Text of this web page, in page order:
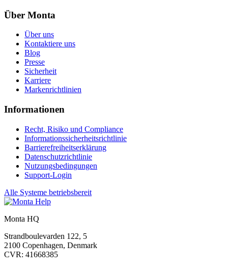
Über Monta
Über uns
Kontaktiere uns
Blog
Presse
Sicherheit
Karriere
Markenrichtlinien
Informationen
Recht, Risiko und Compliance
Informationssicherheitsrichtlinie
Barrierefreiheitserklärung
Datenschutzrichtlinie
Nutzungsbedingungen
Support-Login
Alle Systeme betriebsbereit
Monta HQ
Strandboulevarden 122, 5
2100 Copenhagen, Denmark
CVR: 41668385